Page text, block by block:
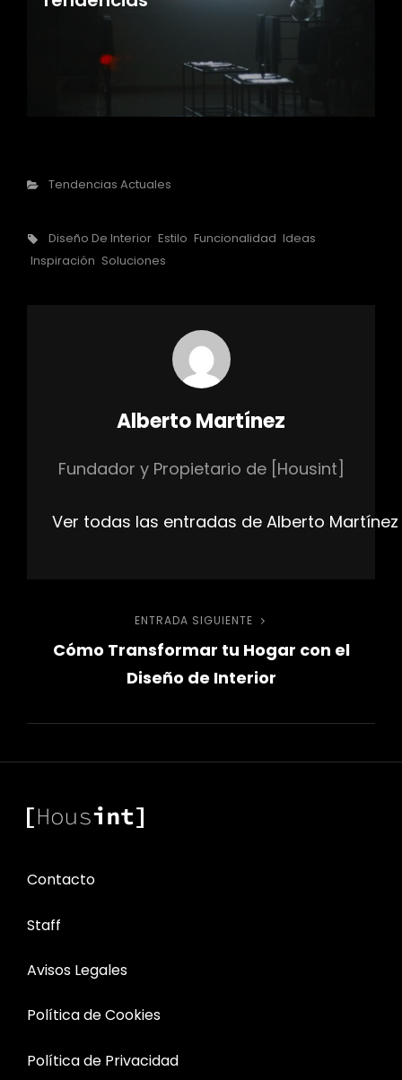
Categorías
Tendencias Actuales
Etiquetas,
Diseño De Interior Estilo Funcionalidad Ideas
Inspiración Soluciones
Autor:
Alberto Martínez
Fundador y Propietario de [Housint]
Ver todas las entradas de Alberto Martínez
Navegación
entradas
Entrada
siguiente
ENTRADA SIGUIENTE
Cómo Transformar tu Hogar con el
Diseño de Interior
Contacto
Staff
Avisos Legales
Política de Cookies
Política de Privacidad